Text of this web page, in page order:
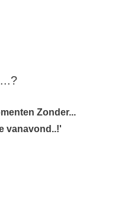
Zonder...
vanavond..!'